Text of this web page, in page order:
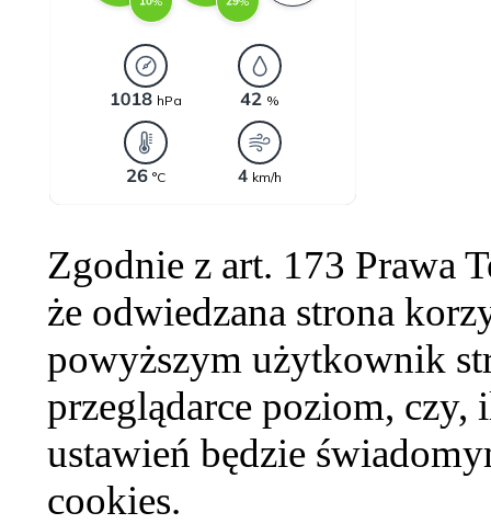
Zgodnie z art. 173 Prawa
że odwiedzana strona
powyższym użytkownik
przeglądarce poziom,
ustawień będzie
cookies.